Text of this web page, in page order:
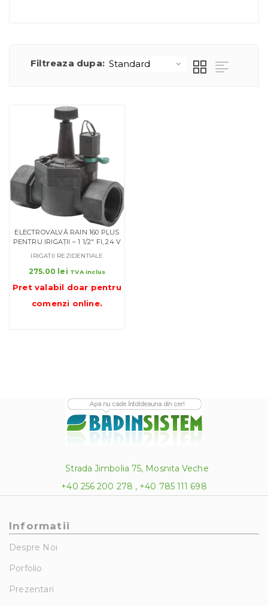
Filtreaza dupa:
ELECTROVALVĂ RAIN 160 PLUS
PENTRU IRIGAȚII – 1 1/2″ FI, 24 V
IRIGATII REZIDENTIALE
275.00 lei TVA inclus
Pret valabil doar pentru
comenzi online.
Strada Jimbolia 75, Mosnita Veche
+40 256 200 278 , +40 785 111 698
Informatii
Despre Noi
Porfolio
Prezentari